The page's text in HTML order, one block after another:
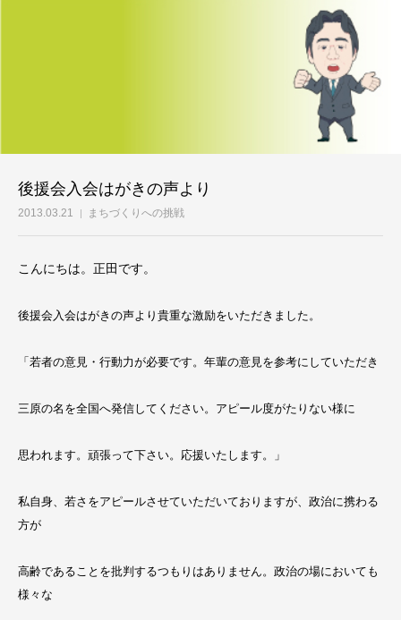
後援会入会はがきの声より
2013.03.21 まちづくりへの挑戦
こんにちは。正田です。
後援会入会はがきの声より貴重な激励をいただきました。
「若者の意見・行動力が必要です。年輩の意見を参考にしていただき
三原の名を全国へ発信してください。アピール度がたりない様に
思われます。頑張って下さい。応援いたします。」
私自身、若さをアピールさせていただいておりますが、政治に携わる
方が
高齢であることを批判するつもりはありません。政治の場においても
様々な